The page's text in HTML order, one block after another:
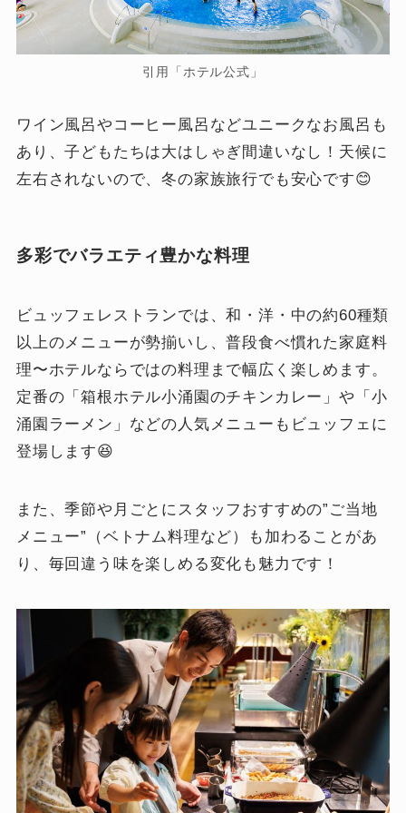
引用「ホテル公式」
ワイン風呂やコーヒー風呂などユニークなお風呂も
あり、子どもたちは大はしゃぎ間違いなし！天候に
左右されないので、冬の家族旅行でも安心です😊
多彩でバラエティ豊かな料理
ビュッフェレストランでは、和・洋・中の約60種類
以上のメニューが勢揃いし、普段食べ慣れた家庭料
理〜ホテルならではの料理まで幅広く楽しめます。
定番の「箱根ホテル小涌園のチキンカレー」や「小
涌園ラーメン」などの人気メニューもビュッフェに
登場します😆
また、季節や月ごとにスタッフおすすめの”ご当地
メニュー”（ベトナム料理など）も加わることがあ
り、毎回違う味を楽しめる変化も魅力です！